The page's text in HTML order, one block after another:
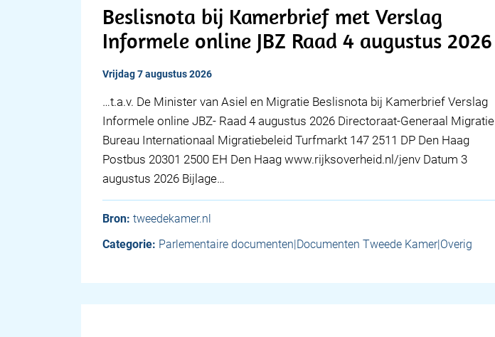
Beslisnota bij Kamerbrief met Verslag
Informele online JBZ Raad 4 augustus 2026
vrijdag 7 augustus 2026
…t.a.v. De Minister van Asiel en Migratie Beslisnota bij Kamerbrief Verslag
Informele online JBZ- Raad 4 augustus 2026 Directoraat-Generaal Migratie
Bureau Internationaal Migratiebeleid Turfmarkt 147 2511 DP Den Haag
Postbus 20301 2500 EH Den Haag www.rijksoverheid.nl/jenv Datum 3
augustus 2026 Bijlage…
Bron: tweedekamer.nl
Categorie: Parlementaire documenten|Documenten Tweede Kamer|Overig